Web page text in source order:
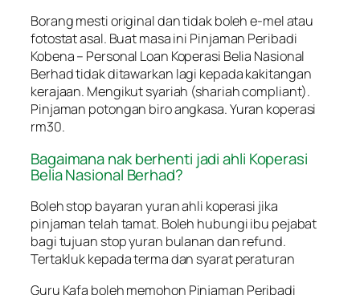
Borang mesti original dan tidak boleh e-mel atau
fotostat asal. Buat masa ini Pinjaman Peribadi
Kobena – Personal Loan Koperasi Belia Nasional
Berhadtidak ditawarkan lagi kepada kakitangan
kerajaan. Mengikut syariah (shariah compliant).
Pinjaman potongan biro angkasa. Yuran koperasi
rm30.
Bagaimana nak berhenti jadi ahli Koperasi
Belia Nasional Berhad?
Boleh stop bayaran yuran ahli koperasi jika
pinjaman telah tamat. Boleh hubungi ibu pejabat
bagi tujuan stop yuran bulanan dan refund.
Tertakluk kepada terma dan syarat peraturan
Guru Kafa boleh memohon Pinjaman Peribadi